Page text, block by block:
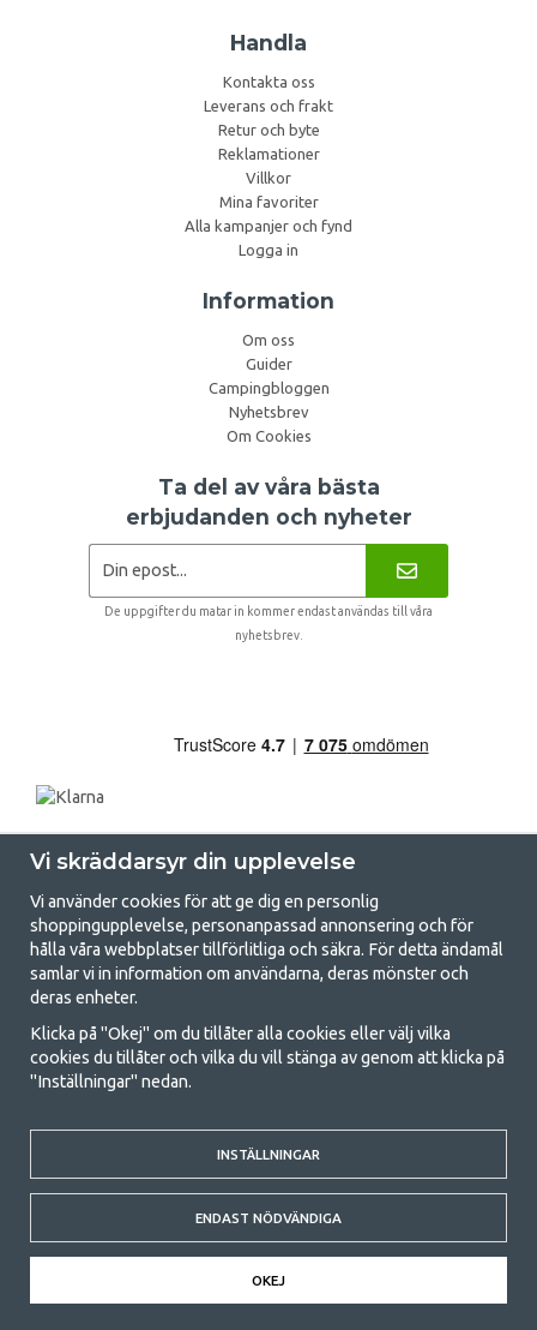
Handla
Kontakta oss
Leverans och frakt
Retur och byte
Reklamationer
Villkor
Mina favoriter
Alla kampanjer och fynd
Logga in
Information
Om oss
Guider
Campingbloggen
Nyhetsbrev
Om Cookies
Ta del av våra bästa
erbjudanden och nyheter
De uppgifter du matar in kommer endast användas till våra
nyhetsbrev.
GetCamping.se - Din butik för camping
och uteliv
Att campa kan antingen vara en livsstil eller ett sätt att samla familjen
för ett gemensamt äventyr. Oavsett vilken kategori du tillhör hittar du
med att campa så därför erbjuder vi riktigt bra priser på familjetält,
husvagnstält och all annan utrustning för camping och friluftsliv. Vårt
mål är att i varje priskategori erbjuda den bästa campingutrustningen
gällande kvalitet och funktionalitet. Ta gärna kontakt med oss om det
är något du saknar eller vill veta mer om.
© 2020 GetCamping. All rights reserved.
Vi skräddarsyr din upplevelse
Vi använder cookies för att ge dig en personlig
shoppingupplevelse, personanpassad annonsering och för
hålla våra webbplatser tillförlitliga och säkra. För detta ändamål
samlar vi in information om användarna, deras mönster och
deras enheter.
Klicka på "Okej" om du tillåter alla cookies eller välj vilka
cookies du tillåter och vilka du vill stänga av genom att klicka på
"Inställningar" nedan.
INSTÄLLNINGAR
ENDAST NÖDVÄNDIGA
OKEJ